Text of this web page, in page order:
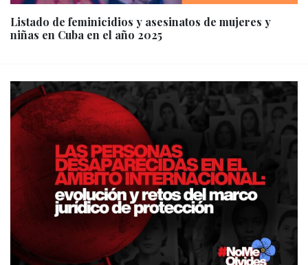
Listado de feminicidios y asesinatos de mujeres y
niñas en Cuba en el año 2025